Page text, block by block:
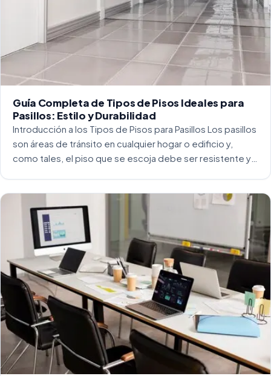
Guía Completa de Tipos de Pisos Ideales para
Pasillos: Estilo y Durabilidad
Introducción a los Tipos de Pisos para Pasillos Los pasillos
son áreas de tránsito en cualquier hogar o edificio y,
como tales, el piso que se escoja debe ser resistente y